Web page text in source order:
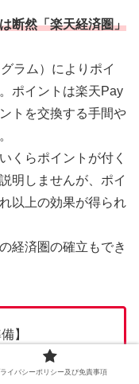
断然「楽天経済圏」
ラム）によりポイ
ポイントは楽天Pay
トを交換する手間や
くらポイントが付く
明しませんが、ポイ
以上の効果が得られ
経済圏の確立もでき
】
イバシーポリシー及び免責事項